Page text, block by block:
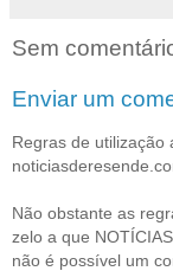
Sem
Enviar um
Regras de utilização
Não obstante as
zelo a que
não é possível um